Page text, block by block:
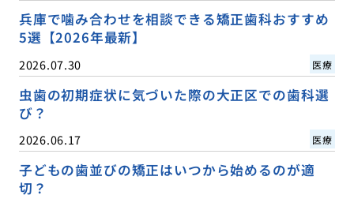
兵庫で噛み合わせを相談できる矯正歯科おすすめ
5選【2026年最新】
2026.07.30 医療
虫歯の初期症状に気づいた際の大正区での歯科選
び？
2026.06.17 医療
子どもの歯並びの矯正はいつから始めるのが適
切？